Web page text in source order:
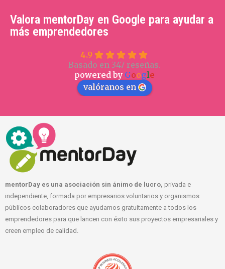
Valora mentorDay en Google para ayudar a
más emprendedores
4.9
Basado en 347 reseñas.
powered by Google
valóranos en
mentorDay es una asociación sin ánimo de lucro, privada e
independiente, formada por empresarios voluntarios y organismos
públicos colaboradores que ayudamos gratuitamente a todos los
emprendedores para que lancen con éxito sus proyectos empresariales y
creen empleo de calidad.